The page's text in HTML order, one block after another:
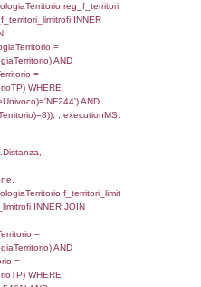
AND
FROM
INNER JOIN
=